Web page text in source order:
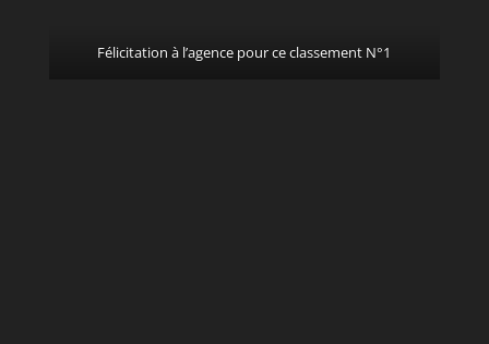
Félicitation à l’agence pour ce classement N°1